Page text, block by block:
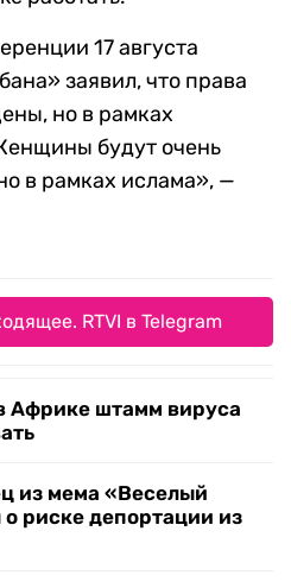
17 августа
заявил, что права
но в рамках
будут очень
в рамках ислама», —
RTVI в Telegram
штамм вируса
из мема «Веселый
риске депортации из